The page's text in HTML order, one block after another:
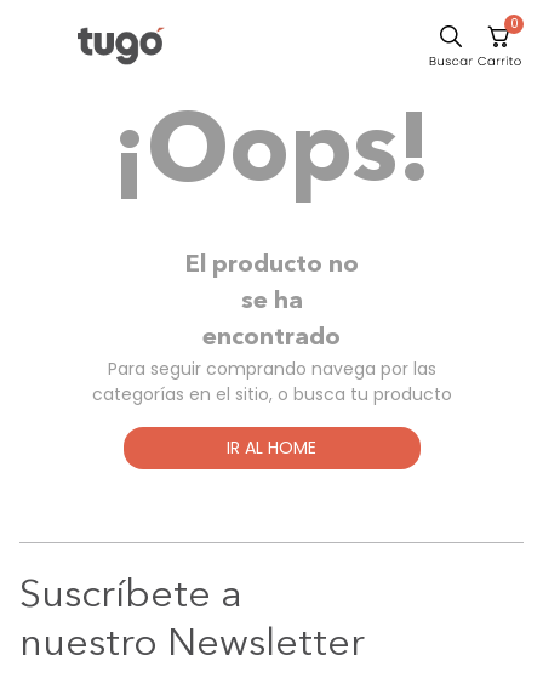
0
¡Oops!
El producto no
se ha
encontrado
Para seguir comprando navega por las
categorías en el sitio, o busca tu producto
IR AL HOME
Suscríbete a
nuestro Newsletter
Comedor
Cama
Mesa Centro
Mesa Noche